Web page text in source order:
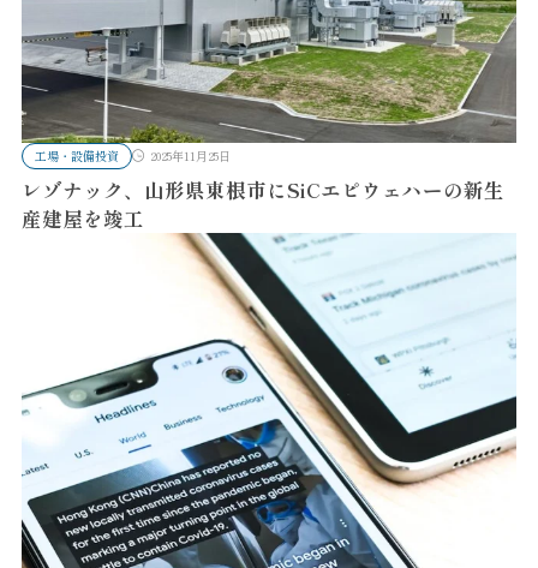
工場・設備投資 2025年11月25日
レゾナック、山形県東根市にSiCエピウェハーの新生
産建屋を竣工